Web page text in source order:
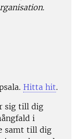
Hitta hit.
sig till dig
i
samt till dig